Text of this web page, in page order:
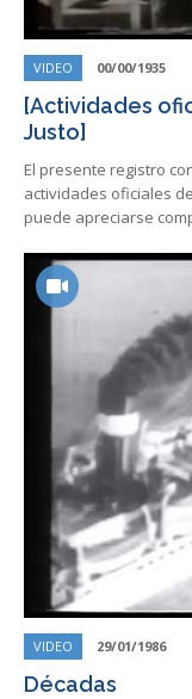
VIDEO 00/00/1935
[Actividades
Justo]
El presente registro
actividades oficiales
puede apreciarse
VIDEO 29/01/1986
Décadas